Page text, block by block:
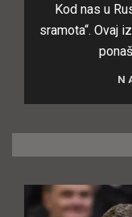
Kod nas u
sramota“. Ovaj